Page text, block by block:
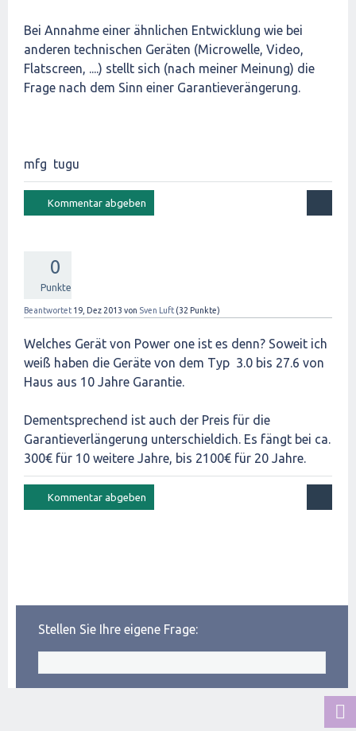
Bei Annahme einer ähnlichen Entwicklung wie bei
anderen technischen Geräten (Microwelle, Video,
Flatscreen, ....) stellt sich (nach meiner Meinung) die
Frage nach dem Sinn einer Garantieverängerung.
mfg tugu
0
Punkte
Beantwortet 19, Dez 2013 von Sven Luft (32 Punkte)
Welches Gerät von Power one ist es denn? Soweit ich
weiß haben die Geräte von dem Typ 3.0 bis 27.6 von
Haus aus 10 Jahre Garantie.
Dementsprechend ist auch der Preis für die
Garantieverlängerung unterschieldich. Es fängt bei ca.
300€ für 10 weitere Jahre, bis 2100€ für 20 Jahre.
Stellen Sie Ihre eigene Frage: